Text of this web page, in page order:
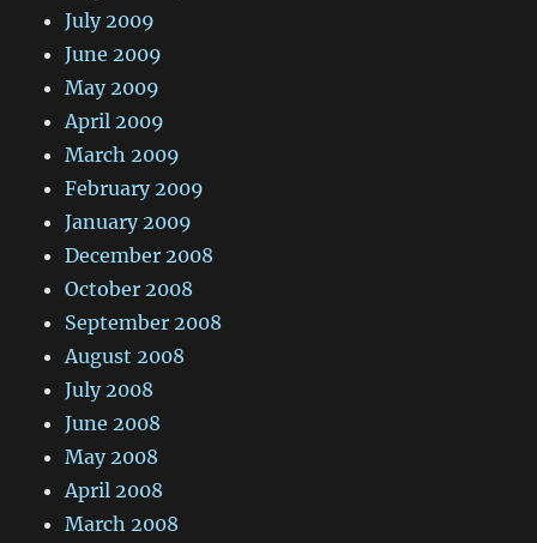
July 2009
June 2009
May 2009
April 2009
March 2009
February 2009
January 2009
December 2008
October 2008
September 2008
August 2008
July 2008
June 2008
May 2008
April 2008
March 2008